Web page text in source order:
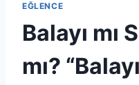
EĞLENCE
Balayı mı
mı?